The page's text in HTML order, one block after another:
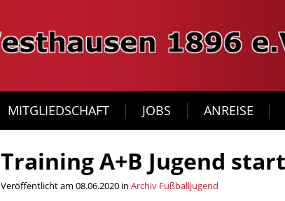
MITGLIEDSCHAFT JOBS ANREISE
Training A+B Jugend
Veröffentlicht am 08.06.2020 in Archiv Fußballjugend